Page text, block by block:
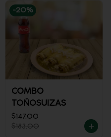
-20%
COMBO
TOÑOSUIZAS
$147.00
$183.00